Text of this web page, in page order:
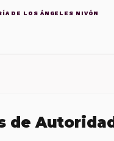
DE LOS ÁNGELES NIVÓN
de Autoridad